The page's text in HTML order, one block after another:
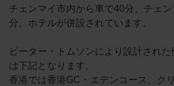
チェンマイ市内から車で40分、チェ
分。ホテルが併設されています。
ピーター・トムソンにより設計され
は下記となります。
香港では香港GC・エデンコース、ク